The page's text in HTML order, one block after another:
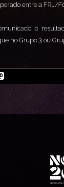
entre a FRJ/
o
no Grupo 3 ou